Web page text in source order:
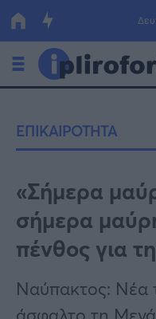
Οικονομία
Πολιτική
Τράπεζες
Επιδοτήσεις
ΕΣΠΑ
Κόσμος
Lifestyle
ΕΠΙΚΑΙΡΟΤΗΤΑ
«Σήμερα
σήμερα
πένθος για
Ναύπακτος: Νέα